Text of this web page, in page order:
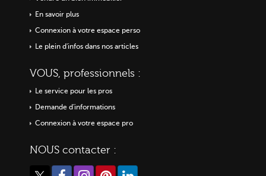
En savoir plus
Connexion à votre espace perso
Le plein d'infos dans nos articles
VOUS, professionnels :
Le service pour les pros
Demande d'informations
Connexion à votre espace pro
NOUS contacter :